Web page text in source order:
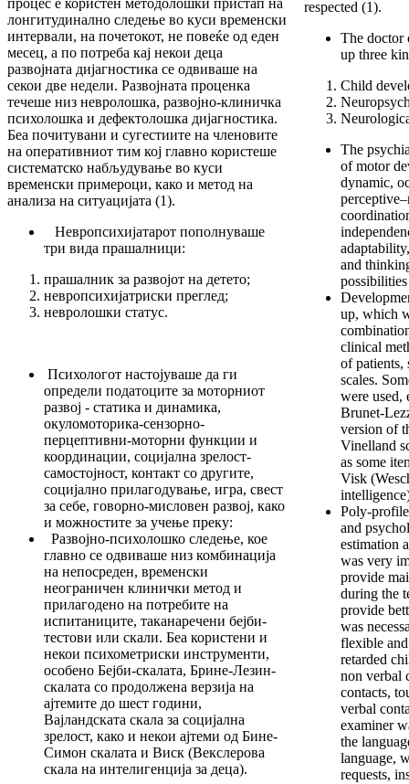
процес е користен методолошки пристап на
лонгитудинално следење во куси временски
интервали, на почетокот, не повеќе од еден
месец, а по потреба кај некои деца
развојната дијагностика се одвиваше на
секои две недели. Развојната проценка
течеше низ невролошка, развојно-клиничка
психолошка и дефектолошка дијагностика.
Беа почитувани и сугестиите на членовите
на оперативниот тим кој главно користеше
систематско набљудување во куси
временски примероци, како и метод на
анализа на ситуацијата (1).
Невропсихијатарот пополнуваше
три вида прашалници:
прашалник за развојот на детето;
невропсихијатриски преглед;
невролошки статус.
Психологот настојуваше да ги
определи податоците за моторниот
развој - статика и динамика,
окуломоторика-сензорно-
перцептивни-моторни функции и
координации, социјална зрелост-
самостојност, контакт со другите,
социјално прилагодување, игра, свест
за себе, говорно-мисловен развој, како
и можностите за учење преку:
Развојно-психолошко следење, кое
главно се одвиваше низ комбинација
на непосреден, временски
неограничен клинички метод и
прилагодено на потребите на
испитаниците, таканаречени бејби-
тестови или скали. Беа користени и
некои психометриски инструменти,
особено Бејби-скалата, Брине-Лезин-
скалата со продолжена верзија на
ајтемите до шест години,
Вајландската скала за социјална
зрелост, како и некои ајтеми од Бине-
Симон скалата и Виск (Векслерова
скала на интелигенција за деца).
respected (1).
The doctor
up three
Child
The
of motor
dynamic,
and
up, which
clinical
of patients,
scales.
were used,
Brunet-
version of
Vinelland
as some
Visk
Poly-
and
estimation
was very
provide
during the
provide
was
flexible
retarded
non verbal
contacts,
verbal
examiner
the
language,
requests,